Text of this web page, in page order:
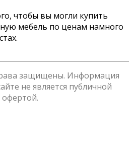
чтобы вы могли купить
мебель по ценам намного
защищены. Информация
не является публичной
офертой.